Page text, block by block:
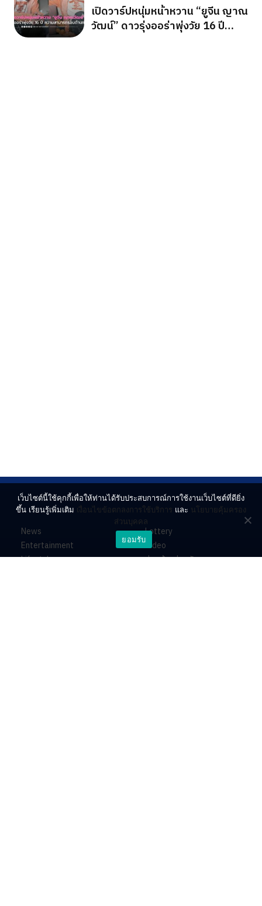
เปิดวาร์ปหนุ่มหน้าหวาน “ยูจีน ญาณ
วัฒน์” ดาวรุ่งออร่าพุ่งวัย 16 ปี
News
Entertainment
Lifestyle
Lottery
Video
ร่วมด้วยช่วยกัน
เว็บไซต์นี้ใช้คุกกี้เพื่อให้ท่านได้รับประสบการณ์การใช้งานเว็บไซต์ที่ดียิ่ง
ขึ้น เรียนรู้เพิ่มเติม เงื่อนไขข้อตกลงการใช้บริการ และ นโยบายคุ้มครอง
ส่วนบุคคล
ยอมรับ